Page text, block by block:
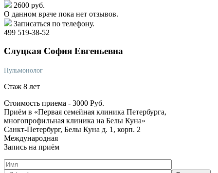
2600 руб.
О данном враче пока нет отзывов.
Записаться по телефону.
499 519-38-52
Слуцкая София Евгеньевна
Пульмонолог
Стаж 8 лет
Стоимость приема - 3000 Руб.
Приём в «Первая семейная клиника Петербурга,
многопрофильная клиника на Белы Куна»
Санкт-Петербург, Белы Куна д. 1, корп. 2
Международная
Запись на приём